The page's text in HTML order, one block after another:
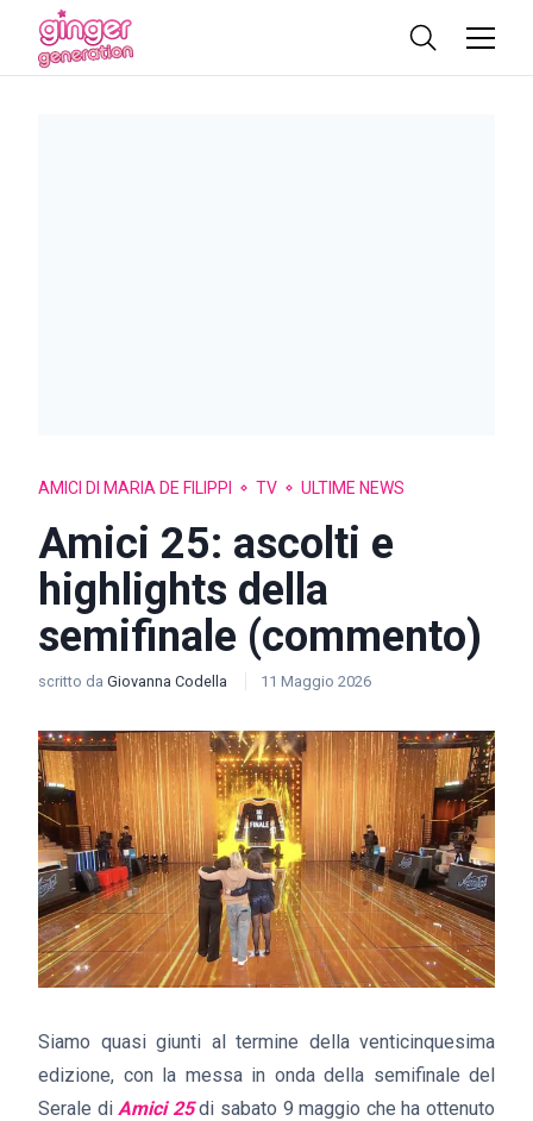
AMICI DI MARIA DE FILIPPI TV ULTIME NEWS
Amici 25: ascolti e
highlights della
semifinale (commento)
scritto da Giovanna Codella 11 Maggio 2026
Siamo quasi giunti al termine della venticinquesima
edizione, con la messa in onda della semifinale del
Serale diAmici 25 di sabato 9 maggio che ha ottenuto